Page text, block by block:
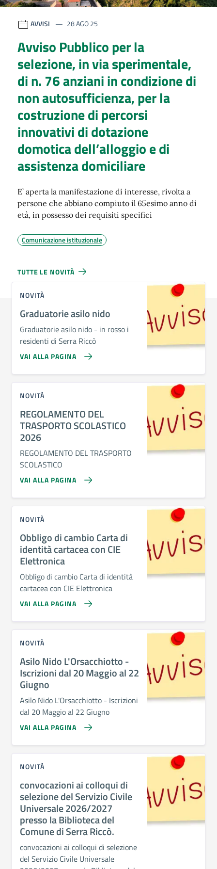
AVVISI 28 AGO 25
Avviso Pubblico per la
selezione, in via sperimentale,
di n. 76 anziani in condizione di
non autosufficienza, per la
costruzione di percorsi
innovativi di dotazione
domotica dell’alloggio e di
assistenza domiciliare
E’ aperta la manifestazione di interesse, rivolta a
persone che abbiano compiuto il 65esimo anno di
età, in possesso dei requisiti specifici
Comunicazione istituzionale
TUTTE LE NOVITÀ
NOVITÀ
Graduatorie asilo nido
Graduatorie asilo nido - in rosso i
residenti di Serra Riccò
VAI ALLA PAGINA
NOVITÀ
REGOLAMENTO DEL
TRASPORTO SCOLASTICO
2026
REGOLAMENTO DEL TRASPORTO
SCOLASTICO
VAI ALLA PAGINA
NOVITÀ
Obbligo di cambio Carta di
identità cartacea con CIE
Elettronica
Obbligo di cambio Carta di identità
cartacea con CIE Elettronica
VAI ALLA PAGINA
NOVITÀ
Asilo Nido L'Orsacchiotto -
Iscrizioni dal 20 Maggio al 22
Giugno
Asilo Nido L'Orsacchiotto - Iscrizioni
dal 20 Maggio al 22 Giugno
VAI ALLA PAGINA
NOVITÀ
convocazioni ai colloqui di
selezione del Servizio Civile
Universale 2026/2027
presso la Biblioteca del
Comune di Serra Riccò.
convocazioni ai colloqui di selezione
del Servizio Civile Universale